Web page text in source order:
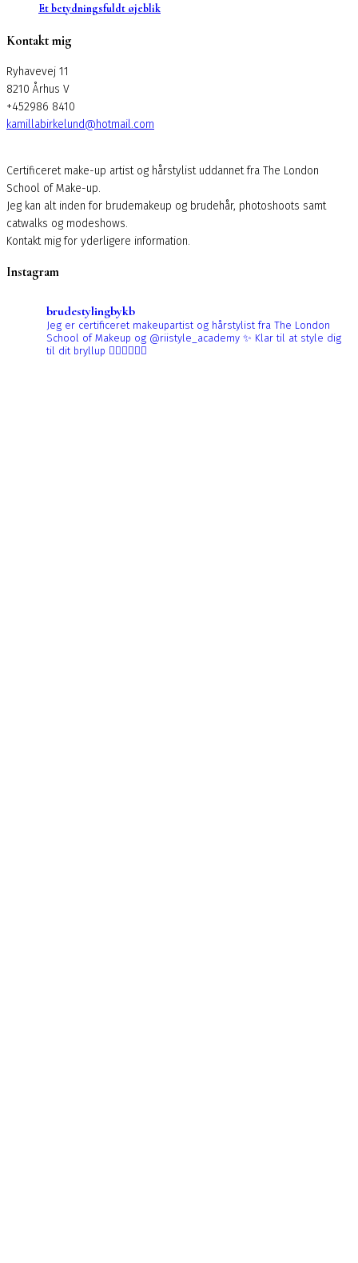
Et betydningsfuldt øjeblik
Kontakt mig
Ryhavevej 11
8210 Århus V
+452986 8410
kamillabirkelund@hotmail.com
Certificeret make-up artist og hårstylist uddannet fra The London
School of Make-up.
Jeg kan alt inden for brudemakeup og brudehår, photoshoots samt
catwalks og modeshows.
Kontakt mig for yderligere information.
Instagram
brudestylingbykb
Jeg er certificeret makeupartist og hårstylist fra The London
School of Makeup og @riistyle_academy ✨ Klar til at style dig
til dit bryllup 👰🏼‍♀️👰🏻‍♀️